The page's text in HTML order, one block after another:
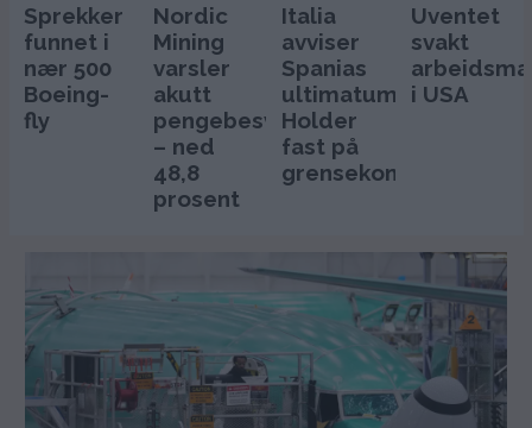
Sprekker
funnet i
nær 500
Boeing-
fly
Nordic
Mining
varsler
akutt
pengebesvær
– ned
48,8
prosent
Italia
avviser
Spanias
ultimatum:
Holder
fast på
grensekontrollen
Uventet
svakt
i USA